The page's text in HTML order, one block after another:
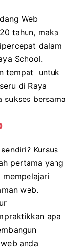
Web
tahun, maka
dalam
School.
tempat untuk
di Raya
sukses bersama
Kursus
pertama yang
web.
apa
anda